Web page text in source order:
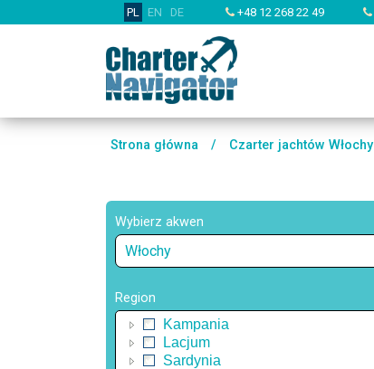
PL EN DE +48 12 268 22 49
Strona główna / Czarter jachtów Włochy
Wybierz akwen
Włochy
Region
Kampania
Lacjum
Sardynia